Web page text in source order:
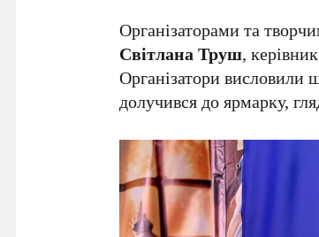
Організаторами та
Світлана Труш,
Організатори висловили
долучився до ярмарку,